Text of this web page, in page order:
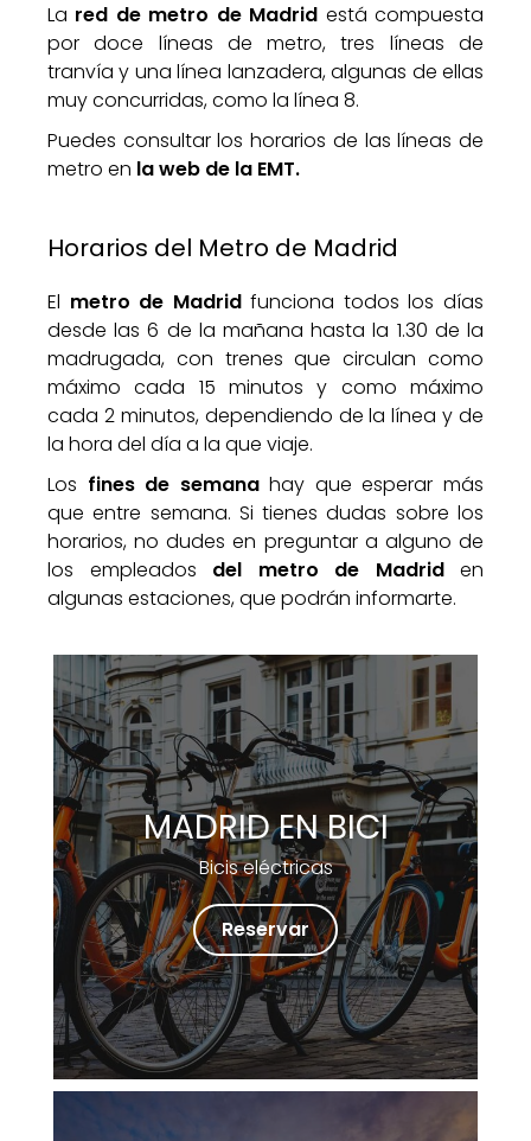
La red de metro de Madrid está compuesta
por doce líneas de metro, tres líneas de
tranvía y una línea lanzadera, algunas de ellas
muy concurridas, como la línea 8.
Puedes consultar los horarios de las líneas de
metro en la web de la EMT.
Horarios del Metro de Madrid
El metro de Madridfunciona todos los días
desde las 6 de la mañana hasta la 1.30 de la
madrugada, con trenes que circulan como
máximo cada 15 minutos y como máximo
cada 2 minutos, dependiendo de la línea y de
la hora del día a la que viaje.
Los fines de semanahay que esperar más
que entre semana. Si tienes dudas sobre los
horarios, no dudes en preguntar a alguno de
los empleados del metro de Madriden
algunas estaciones, que podrán informarte.
MADRID EN BICI
Bicis eléctricas
Reservar